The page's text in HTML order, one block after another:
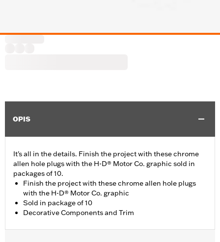
OPIS
It's all in the details. Finish the project with these chrome
allen hole plugs with the H-D® Motor Co. graphic sold in
packages of 10.
Finish the project with these chrome allen hole plugs
with the H-D® Motor Co. graphic
Sold in package of 10
Decorative Components and Trim